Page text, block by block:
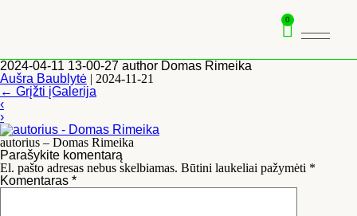
0
2024-04-11 13-00-27 author Domas Rimeika
Aušra Baublytė | 2024-11-21
← Grįžti įGalerija
‹
›
autorius – Domas Rimeika
Parašykite komentarą
El. pašto adresas nebus skelbiamas. Būtini laukeliai pažymėti *
Komentaras *